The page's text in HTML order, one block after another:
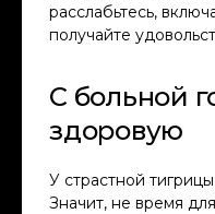
расслабьтесь,
получайте
С больной
здоровую
У страстной
Значит, не время